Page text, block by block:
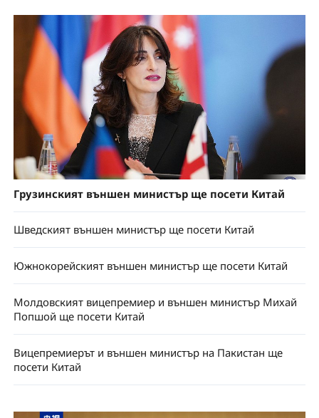
Грузинският външен министър ще посети Китай
Шведският външен министър ще посети Китай
Южнокорейският външен министър ще посети Китай
Молдовският вицепремиер и външен министър Михай
Попшой ще посети Китай
Вицепремиерът и външен министър на Пакистан ще
посети Китай